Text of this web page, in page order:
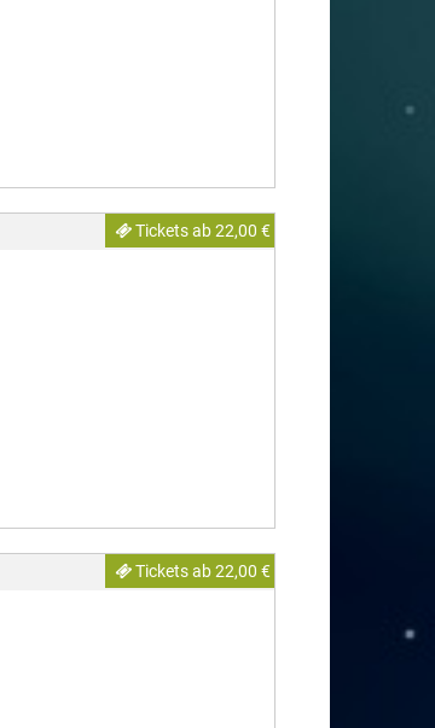
Tickets ab 22,00 €
Tickets ab 22,00 €